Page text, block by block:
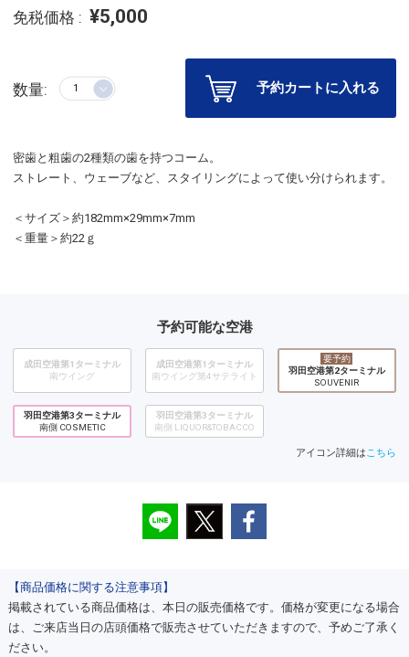
免税価格 : ¥5,000
数量: 予約カートに入れる
密歯と粗歯の2種類の歯を持つコーム。
ストレート、ウェーブなど、スタイリングによって使い分けられます。
＜サイズ＞約182mm×29mm×7mm
＜重量＞約22ｇ
予約可能な空港
成田空港第1ターミナル
南ウイング
成田空港第1ターミナル
南ウイング第4サテライト
要予約
羽田空港第2ターミナル
SOUVENIR
羽田空港第3ターミナル
南側 COSMETIC
羽田空港第3ターミナル
南側 LIQUOR&TOBACCO
アイコン詳細はこちら
【商品価格に関する注意事項】
掲載されている商品価格は、本日の販売価格です。価格が変更になる場合
は、ご来店当日の店頭価格で販売させていただきますので、予めご了承く
ださい。